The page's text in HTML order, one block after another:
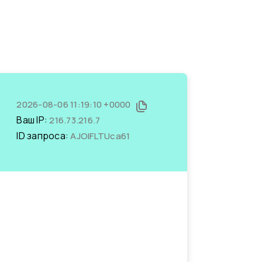
2026-08-06 11:19:10 +0000
Ваш IP:216.73.216.7
ID запроса:AJOlFLTUca61